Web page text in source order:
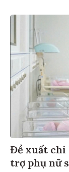
Đề xuất chi
trợ phụ nữ